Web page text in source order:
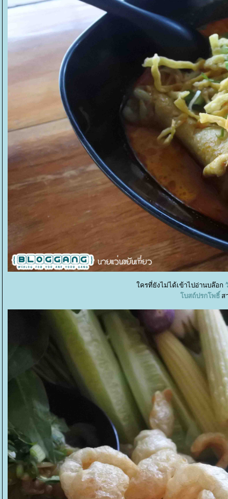
ครที่ยังไม่ได้เข้าไปอ่านบล๊อก
บสถ์ปรกโพธิ์ ส